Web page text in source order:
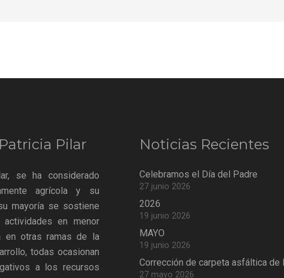
Pilar
se ha considerado
agrícola y su
mayoría se sostiene
en menor
en otras ramas de la
todas ocasionan
a los recursos
Noticias Recientes
Celebramos el Día del Padre
27 junio 2026
2026
19 junio 2026
MAYO
19 junio 2026
Corrección de carpeta asfáltica de
27 mayo 2026